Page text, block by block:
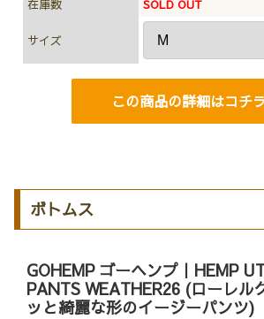
在庫数 SOLD OUT
サイズ
この商品の詳細はコチ
ボトムス
GOHEMP ゴーヘンプ｜HEMP
PANTS WEATHER26 (ローレル
ッと綺麗な形のイージーパンツ)